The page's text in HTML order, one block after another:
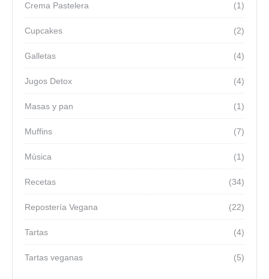
(1)
Crema Pastelera
(2)
Cupcakes
(4)
Galletas
(4)
Jugos Detox
(1)
Masas y pan
(7)
Muffins
(1)
Música
(34)
Recetas
(22)
Repostería Vegana
(4)
Tartas
(5)
Tartas veganas